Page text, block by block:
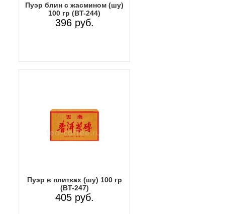
Пуэр блин с жасмином (шу)
100 гр (BT-244)
396 руб.
Пуэр в плитках (шу) 100 гр
(BT-247)
405 руб.